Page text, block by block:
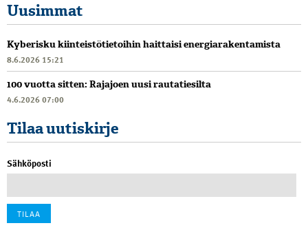
Uusimmat
Kyberisku kiinteistötietoihin haittaisi energiarakentamista
8.6.2026 15:21
100 vuotta sitten: Rajajoen uusi rautatiesilta
4.6.2026 07:00
Tilaa uutiskirje
Sähköposti